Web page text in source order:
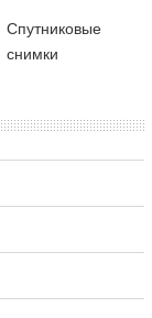
Cпутниковые
снимки